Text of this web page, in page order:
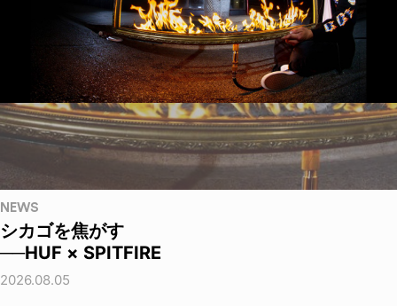
NEWS
シカゴを焦がす
──HUF × SPITFIRE
2026.08.05